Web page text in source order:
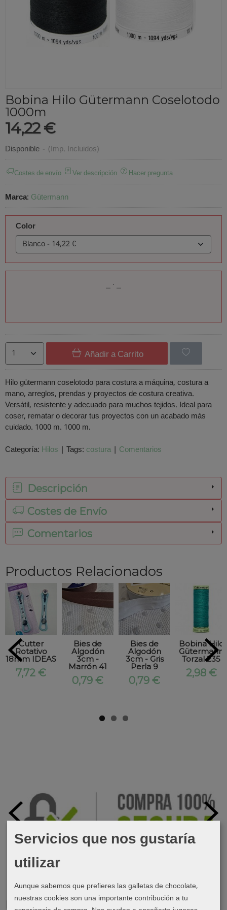
Marcas
Bobina Hilo Gütermann Coselotodo
1000m
14,22 €
Disponible - (Imp. Incluidos)
Costes de envío Ver descripción Hacer pregunta
Marca: Gütermann
Color
Añadir a Carrito
Hilo gütermann coselotodo para costura a máquina, costura a
mano, arreglos, prendas y proyectos de costura creativa.
Versátil, resistente y adecuado para muchos tejidos. Ideal para
coser, rematar o decorar tus proyectos con un acabado más
cuidado. 1000 m. 1000 m.
Categoría: Hilos | Tags: costura | Comentarios
Descripción
Costes de Envío
Comentarios
Productos Relacionados
Cutter
Rotativo
18mm IDEAS
7,72 €
Bies de
Algodón
3cm -
Marrón 41
0,79 €
Bies de
Algodón
3cm - Gris
Perla 9
0,79 €
Bobina Hilo
Gütermann
Torzal 235
2,98 €
Servicios que nos gustaría
utilizar
Aunque sabemos que prefieres las galletas de chocolate,
nuestras cookies son una importante contribución a tu